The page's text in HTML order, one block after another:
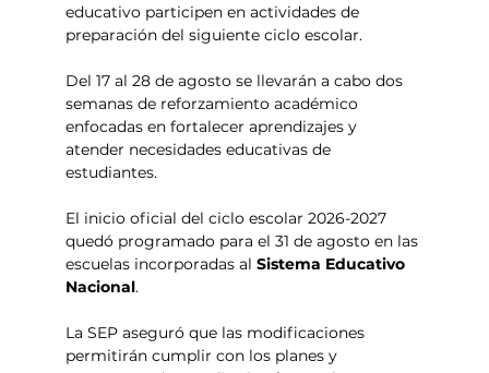
educativo participen en actividades de
preparación del siguiente ciclo escolar.
Del 17 al 28 de agosto se llevarán a cabo dos
semanas de reforzamiento académico
enfocadas en fortalecer aprendizajes y
atender necesidades educativas de
estudiantes.
El inicio oficial del ciclo escolar 2026-2027
quedó programado para el 31 de agosto en las
escuelas incorporadas al Sistema Educativo
Nacional.
La SEP aseguró que las modificaciones
permitirán cumplir con los planes y